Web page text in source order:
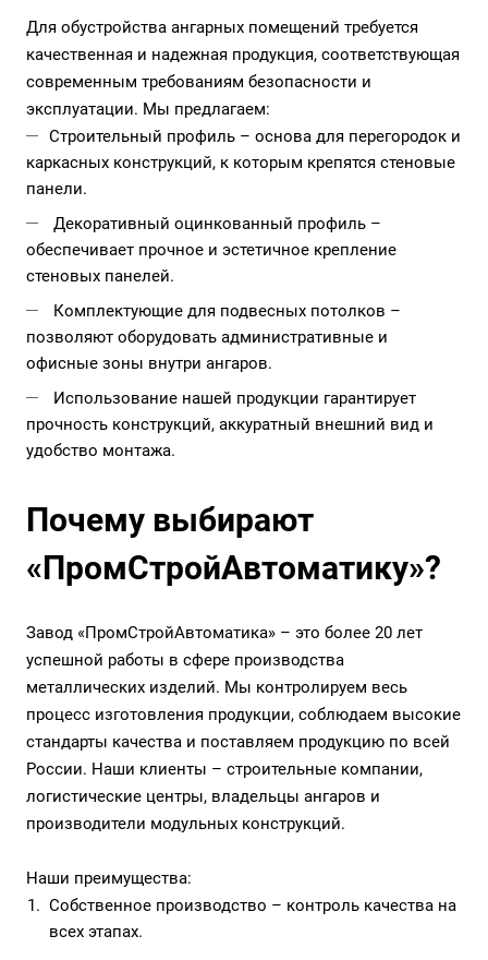
Для обустройства ангарных помещений требуется
качественная и надежная продукция, соответствующая
современным требованиям безопасности и
эксплуатации. Мы предлагаем:
Строительный профиль – основа для перегородок и
каркасных конструкций, к которым крепятся стеновые
панели.
Декоративный оцинкованный профиль –
обеспечивает прочное и эстетичное крепление
стеновых панелей.
Комплектующие для подвесных потолков –
позволяют оборудовать административные и
офисные зоны внутри ангаров.
Использование нашей продукции гарантирует
прочность конструкций, аккуратный внешний вид и
удобство монтажа.
Почему выбирают
«ПромСтройАвтоматику»?
Завод «ПромСтройАвтоматика» – это более 20 лет
успешной работы в сфере производства
металлических изделий. Мы контролируем весь
процесс изготовления продукции, соблюдаем высокие
стандарты качества и поставляем продукцию по всей
России. Наши клиенты – строительные компании,
логистические центры, владельцы ангаров и
производители модульных конструкций.
Наши преимущества:
Собственное производство – контроль качества на
всех этапах.